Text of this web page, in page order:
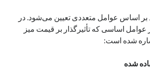
بر اساس عوامل متعددی تعیین می‌شود. در
عوامل اساسی که تأثیرگذار بر قیمت میز
شده است:
شده